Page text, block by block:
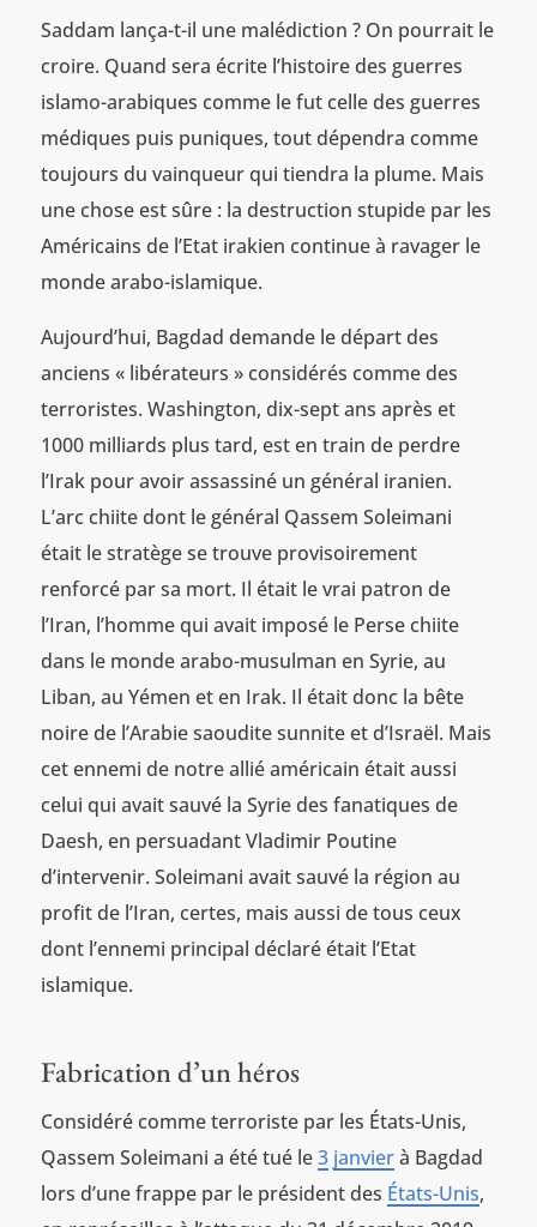
Saddam lança-t-il une malédiction ? On pourrait le
croire. Quand sera écrite l’histoire des guerres
islamo-arabiques comme le fut celle des guerres
médiques puis puniques, tout dépendra comme
toujours du vainqueur qui tiendra la plume. Mais
une chose est sûre : la destruction stupide par les
Américains de l’Etat irakien continue à ravager le
monde arabo-islamique.
Aujourd’hui, Bagdad demande le départ des
anciens « libérateurs » considérés comme des
terroristes. Washington, dix-sept ans après et
1000 milliards plus tard, est en train de perdre
l’Irak pour avoir assassiné un général iranien.
L’arc chiite dont le général Qassem Soleimani
était le stratège se trouve provisoirement
renforcé par sa mort. Il était le vrai patron de
l’Iran, l’homme qui avait imposé le Perse chiite
dans le monde arabo-musulman en Syrie, au
Liban, au Yémen et en Irak. Il était donc la bête
noire de l’Arabie saoudite sunnite et d’Israël. Mais
cet ennemi de notre allié américain était aussi
celui qui avait sauvé la Syrie des fanatiques de
Daesh, en persuadant Vladimir Poutine
d’intervenir. Soleimani avait sauvé la région au
profit de l’Iran, certes, mais aussi de tous ceux
dont l’ennemi principal déclaré était l’Etat
islamique.
Fabrication d’un héros
Considéré comme terroriste par les États-Unis,
Qassem Soleimani a été tué le3 janvierà Bagdad
lors d’une frappe par le président des États-Unis,